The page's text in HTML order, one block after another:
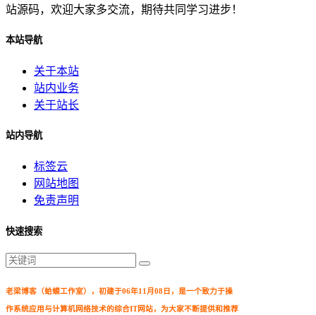
站源码，欢迎大家多交流，期待共同学习进步！
本站导航
关于本站
站内业务
关于站长
站内导航
标签云
网站地图
免责声明
快速搜索
老梁博客（蛤蟆工作室），初建于06年11月08日，是一个致力于操
作系统应用与计算机网络技术的综合IT网站，为大家不断提供和推荐